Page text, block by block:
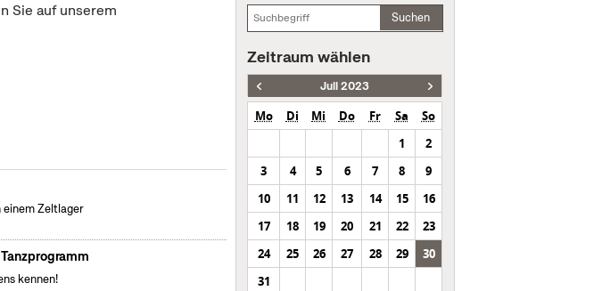
Sie auf unserem
einem Zeltlager
kennen!
Suchen
Zeitraum wählen
Juli 2023
Mo Di Mi Do Fr Sa
So
1
2
3
4 5 6 7 8
9
10
11 12 13 14 15
16
17
18 19 20 21 22
23
24
25 26 27 28 29
30
31